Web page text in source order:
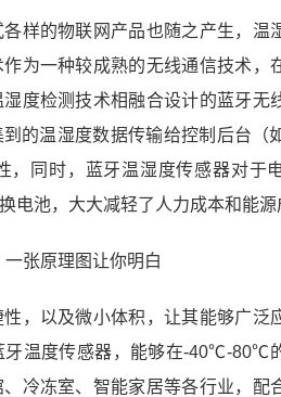
样的物联网产品也随之产生，温
为一种较成熟的无线通信技术，
度检测技术相融合设计的蓝牙无
的温湿度数据传输给控制后台（
，同时，蓝牙温湿度传感器对于
电池，大大减轻了人力成本和能源
，以及微小体积，让其能够广泛
牙温度传感器，能够在-40℃-80℃
冷冻室、智能家居等各行业，配